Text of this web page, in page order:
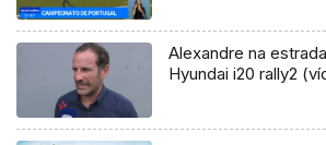
Alexandre na
Hyundai i20 rally2